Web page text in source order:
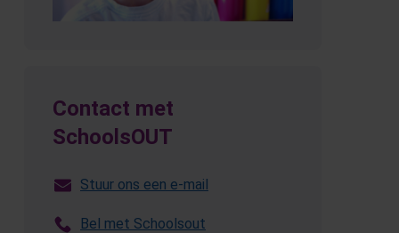
Contact met
SchoolsOUT
Stuur ons een e-mail
Bel met Schoolsout